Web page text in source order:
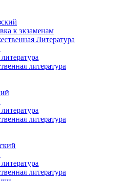
к экзаменам
Литература
литература
литература
литература